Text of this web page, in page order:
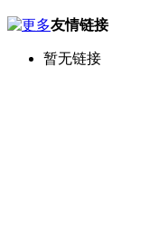
友情链接
暂无链接